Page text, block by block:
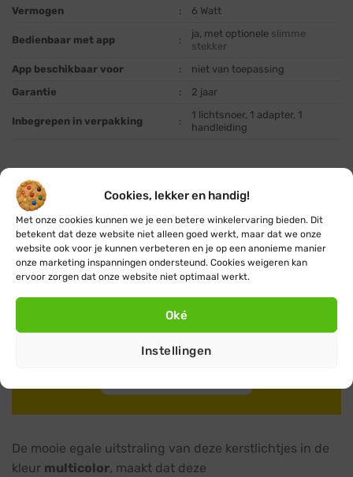
Cookies, lekker en handig!
Met onze cookies kunnen we je een betere winkelervaring bieden. Dit
betekent dat deze website niet alleen goed werkt, maar dat we onze
website ook voor je kunnen verbeteren en je op een anonieme manier
onze marketing inspanningen ondersteund. Cookies weigeren kan
ervoor zorgen dat onze website niet optimaal werkt.
Oké
Instellingen
Vermogen : 6 Watt
Bedienbaar met app :
ja, met optionele slimme
stekker
App beschikbaar voor
:
niet van toepassing
Garantie
: 2 jaar
Inbegrepen in verpakking :
1 lichtsnoer, 1 adapter, 1
handleiding
Tip:je lampjes automatisch aan wanneer
het donker wordt of bedienen met een
app?
Bestel dan
schemerschakelaar
stekkermee.
De mooie egale uitstraling van deze kerstlichtjes in de
kleur multicolor, maakt dat deze